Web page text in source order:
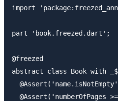
import
part 'book.freezed.dart';
@freezed
abstract class Book with
@Assert('numberOfPages